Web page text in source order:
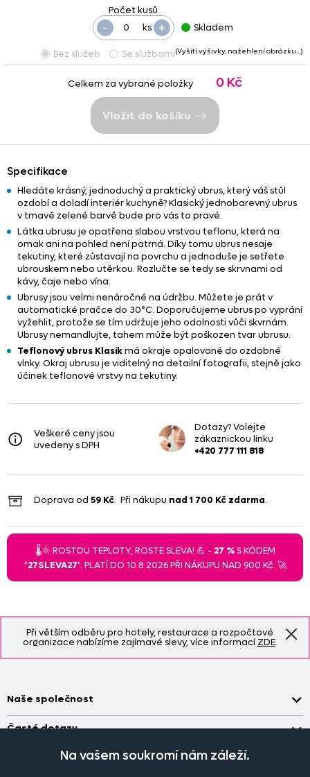
Při větším odběru pro hotely, restaurace a rozpočtové
organizace nabízíme zajímavé slevy, více informacíZDE.
ks +
- Skladem
Bez služeb Se službami(Vyšití výšivky, nažehlení obrázku…)
Celkem za vybrané položky 0 Kč
Vložit do košíku
Specifikace
Hledáte krásný, jednoduchý a praktický ubrus, který váš stůl
ozdobí a doladí interiér kuchyně? Klasický jednobarevný ubrus
v tmavě zelené barvě bude pro vás to pravé.
Látka ubrusu je opatřena slabou vrstvou teflonu, která na
omak ani na pohled není patrná. Díky tomu ubrus nesaje
tekutiny, které zůstavají na povrchu a jednoduše je setřete
ubrouskem nebo utěrkou. Rozlučte se tedy se skrvnami od
kávy, čaje nebo vína.
Ubrusy jsou velmi nenáročné na údržbu. Můžete je prát v
automatické pračce do 30°C. Doporučujeme ubrus po vyprání
vyžehlit, protože se tím udržuje jeho odolnosti vůči skvrnám.
Ubrusy nemandlujte, tahem může být poškozen tvar ubrusu.
Teflonový ubrus Klasikmá okraje opalované do ozdobné
vlnky. Okraj ubrusu je viditelný na detailní fotografii, stejně jako
účinek teflonové vrstvy na tekutiny.
Veškeré ceny jsou
uvedeny s DPH
Dotazy? Volejte
zákaznickou linku
+420 777 111 818
Doprava od 59 Kč. Při nákupu nad 1 700 Kč zdarma.
🌡️🌞 ROSTOU TEPLOTY, ROSTE SLEVA! 💪 - 27 %S KÓDEM
"27SLEVA27". PLATÍ DO 10.8.2026 PŘI NÁKUPU NAD 900 Kč. 🚀
Naše společnost
Doprava a platba
Časté dotazy
Jak změřit okno pro nákup záclon?
Na vašem soukromí nám záleží.